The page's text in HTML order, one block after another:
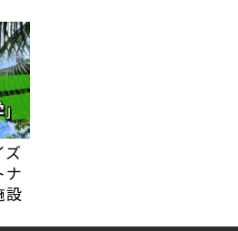
ズ
ナ
設